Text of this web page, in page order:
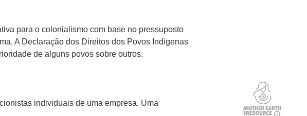
para o colonialismo com base no pressuposto
A Declaração dos Direitos dos Povos Indígenas
de alguns povos sobre outros.
individuais de uma empresa. Uma